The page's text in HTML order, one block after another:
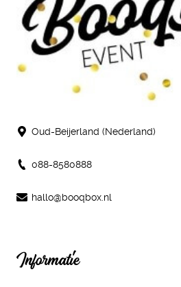
Oud-Beijerland (Nederland)
088-8580888
hallo@booqbox.nl
Informatie